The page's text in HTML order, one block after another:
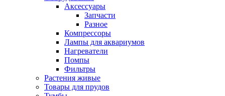
Аксессуары
Запчасти
Разное
Компрессоры
Лампы для аквариумов
Нагреватели
Помпы
Фильтры
Растения живые
Товары для прудов